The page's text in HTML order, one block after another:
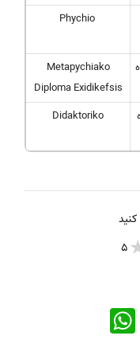
Phychio
Metapychiako
Diploma Exidikefsis
Didaktoriko
5
WhatsApp